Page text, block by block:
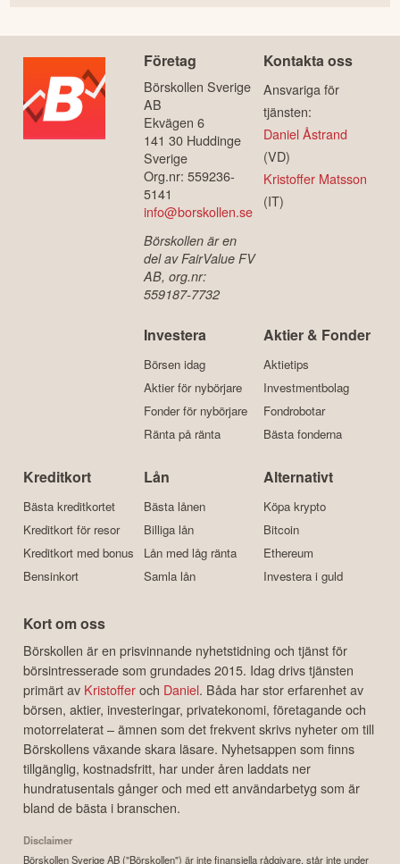
Företag
Börskollen Sverige
AB
Ekvägen 6
141 30 Huddinge
Sverige
Org.nr: 559236-
5141
info@borskollen.se
Börskollen är en
del av FairValue FV
AB, org.nr:
559187-7732
Kontakta oss
Ansvariga för
tjänsten:
Daniel Åstrand
(VD)
Kristoffer Matsson
(IT)
Investera
Börsen idag
Aktier för nybörjare
Fonder för nybörjare
Ränta på ränta
Aktier & Fonder
Aktietips
Investmentbolag
Fondrobotar
Bästa fonderna
Kreditkort
Bästa kreditkortet
Kreditkort för resor
Kreditkort med bonus
Bensinkort
Lån
Bästa lånen
Billiga lån
Lån med låg ränta
Samla lån
Alternativt
Köpa krypto
Bitcoin
Ethereum
Investera i guld
Kort om oss
Börskollen är en prisvinnande nyhetstidning och tjänst för
börsintresserade som grundades 2015. Idag drivs tjänsten
primärt av Kristofferoch Daniel. Båda har stor erfarenhet av
börsen, aktier, investeringar, privatekonomi, företagande och
motorrelaterat – ämnen som det frekvent skrivs nyheter om till
Börskollens växande skara läsare. Nyhetsappen som finns
tillgänglig, kostnadsfritt, har under åren laddats ner
hundratusentals gånger och med ett användarbetyg som är
bland de bästa i branschen.
Disclaimer
Börskollen Sverige AB ("Börskollen") är inte finansiella rådgivare, står inte under